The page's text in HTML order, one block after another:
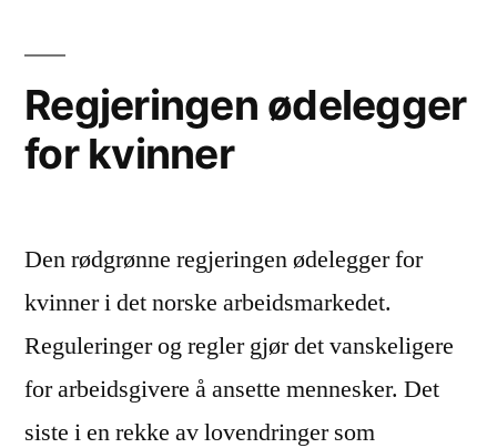
Regjeringen ødelegger
for kvinner
Den rødgrønne regjeringen ødelegger for
kvinner i det norske arbeidsmarkedet.
Reguleringer og regler gjør det vanskeligere
for arbeidsgivere å ansette mennesker. Det
siste i en rekke av lovendringer som